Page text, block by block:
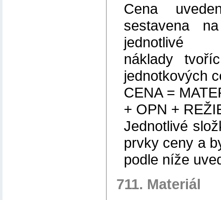
Cena
sestavena
jednotlivé
náklady
jednotkových
CENA =
+ OPN +
Jednotlivé
prvky ceny a
podle níže
711. Materiál